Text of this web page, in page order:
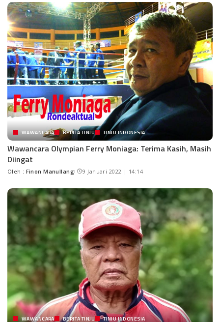
WAWANCARA BERITA TINJU TINJU INDONESIA
Wawancara Olympian Ferry Moniaga: Terima Kasih, Masih
Diingat
Oleh : Finon Manullang 9 Januari 2022 | 14:14
WAWANCARA BERITA TINJU TINJU INDONESIA